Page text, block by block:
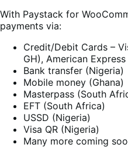
With Paystack for
payments via:
Credit/Debit Cards –
GH), American
Bank transfer (Nigeria)
Mobile money (Ghana)
Masterpass (South
EFT (South Africa)
USSD (Nigeria)
Visa QR (Nigeria)
Many more coming